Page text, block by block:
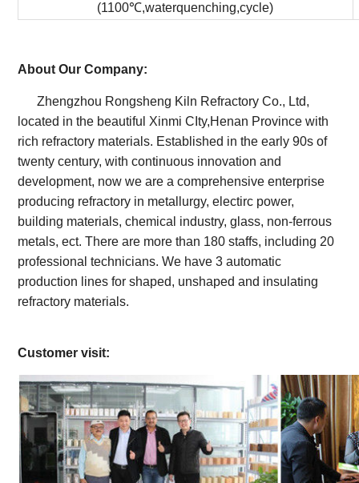
(1100℃,waterquenching,cycle)
About Our Company:
Zhengzhou Rongsheng Kiln Refractory Co., Ltd,
located in the beautiful Xinmi CIty,Henan Province with
rich refractory materials. Established in the early 90s of
twenty century, with continuous innovation and
development, now we are a comprehensive enterprise
producing refractory in metallurgy, electirc power,
building materials, chemical industry, glass, non-ferrous
metals, ect. There are more than 180 staffs, including 20
professional technicians. We have 3 automatic
production lines for shaped, unshaped and insulating
refractory materials.
Customer visit: